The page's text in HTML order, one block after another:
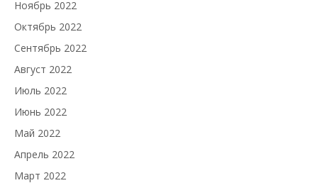
Ноябрь 2022
Октябрь 2022
Сентябрь 2022
Август 2022
Июль 2022
Июнь 2022
Май 2022
Апрель 2022
Март 2022